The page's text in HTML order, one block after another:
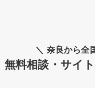
＼ 奈良から全
無料相談・サイ